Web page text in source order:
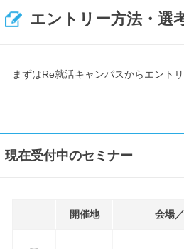
エントリー方法・選
まずはRe就活キャンパスからエント
現在受付中のセミナー
開催地 会場